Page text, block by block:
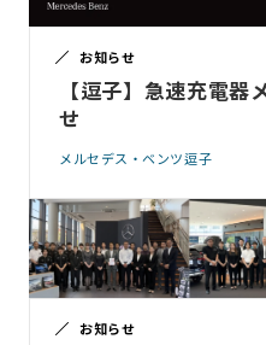
お知らせ
【逗子】急速充電器
せ
メルセデス・ベンツ逗子
お知らせ